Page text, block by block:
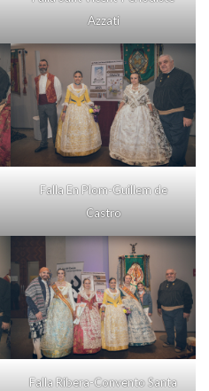
Azzati
Falla En Plom-Guillem de
Castro
Falla Ribera-Convento Santa